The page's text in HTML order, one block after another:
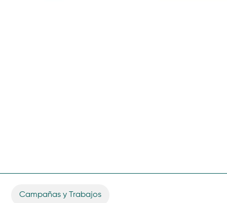
Campañas y Trabajos